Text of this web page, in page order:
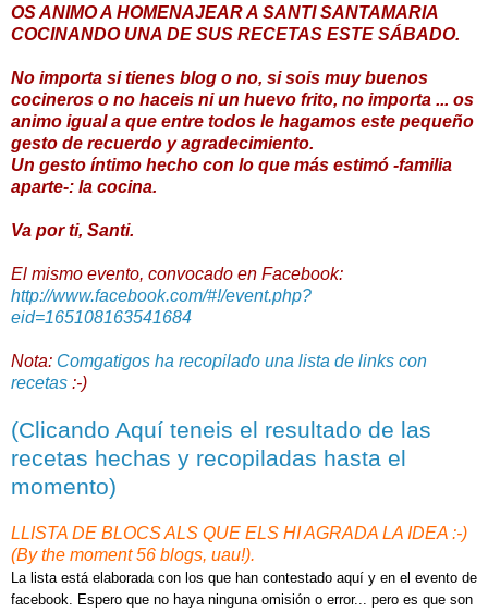
OS ANIMO A HOMENAJEAR A SANTI SANTAMARIA
COCINANDO UNA DE SUS RECETAS ESTE SÁBADO.
No importa si tienes blog o no, si sois muy buenos
cocineros o no haceis ni un huevo frito, no importa ... os
animo igual a que entre todos le hagamos este pequeño
gesto de recuerdo y agradecimiento.
Un gesto íntimo hecho con lo que más estimó -familia
aparte-: la cocina.
Va por ti, Santi.
El mismo evento, convocado en Facebook:
http://www.facebook.com/#!/event.php?
eid=165108163541684
Nota: Comgatigos ha recopilado una lista de links con
recetas :-)
(Clicando Aquí teneis el resultado de las
recetas hechas y recopiladas hasta el
momento)
LLISTA DE BLOCS ALS QUE ELS HI AGRADA LA IDEA :-)
(By the moment 56 blogs, uau!).
La lista está elaborada con los que han contestado aquí y en el evento de
facebook. Espero que no haya ninguna omisión o error... pero es que son